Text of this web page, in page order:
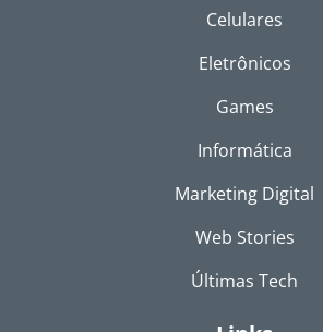
Celulares
Eletrônicos
Games
Informática
Marketing Digital
Web Stories
Últimas Tech